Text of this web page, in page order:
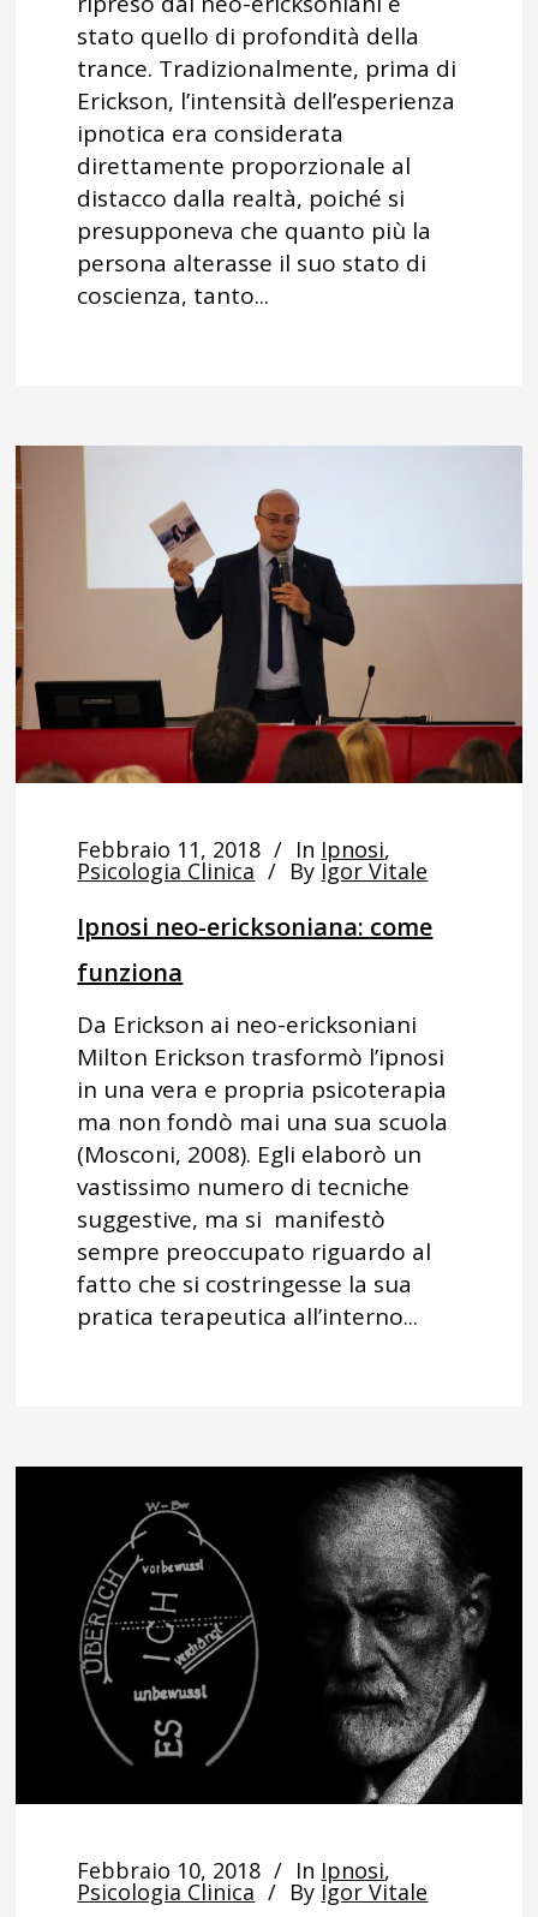
stato quello di profondità della
trance. Tradizionalmente, prima di
Erickson, l’intensità dell’esperienza
ipnotica era considerata
direttamente proporzionale al
distacco dalla realtà, poiché si
presupponeva che quanto più la
persona alterasse il suo stato di
coscienza, tanto...
Febbraio 11, 2018 In Ipnosi,
Psicologia Clinica By Igor Vitale
Ipnosi neo-ericksoniana: come
funziona
Da Erickson ai neo-ericksoniani
Milton Erickson trasformò l’ipnosi
in una vera e propria psicoterapia
ma non fondò mai una sua scuola
(Mosconi, 2008). Egli elaborò un
vastissimo numero di tecniche
suggestive, ma si manifestò
sempre preoccupato riguardo al
fatto che si costringesse la sua
pratica terapeutica all’interno...
Febbraio 10, 2018 In Ipnosi,
Psicologia Clinica By Igor Vitale